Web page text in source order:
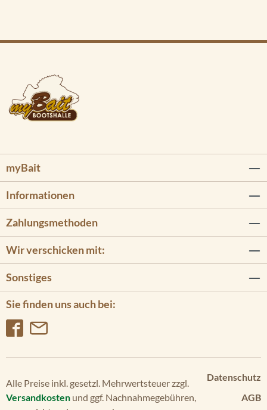
myBait
Informationen
Sie finden uns auch bei:
Zahlungsmethoden
Wir verschicken mit:
Sonstiges
Datenschutz
AGB
Alle Preise inkl. gesetzl. Mehrwertsteuer zzgl.
Versandkosten und ggf. Nachnahmegebühren,